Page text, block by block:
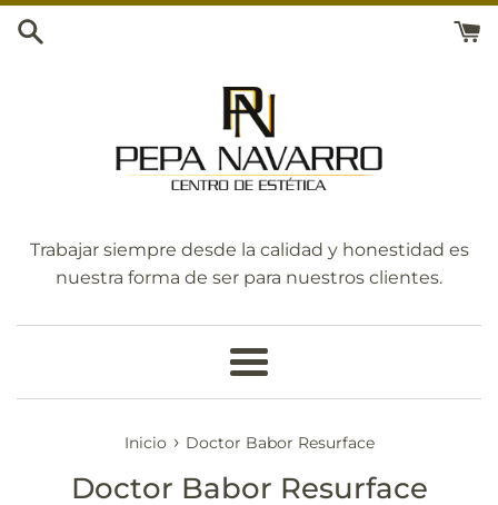
Ir
directamente
Trabajar siempre desde la calidad y honestidad es
nuestra forma de ser para nuestros clientes.
Más
Inicio › Doctor Babor Resurface
Doctor Babor Resurface